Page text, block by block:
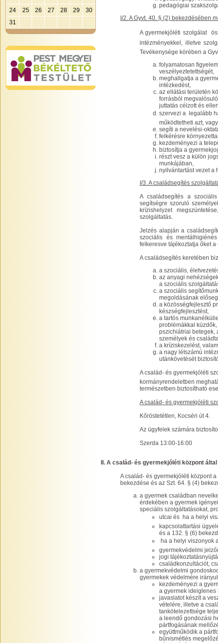
24
25 26 27 28 29
30
31
pedagógiai
I/2. A Gyvt. 40. § (2) bekezdésében
A gyermekjóléti szolgálat 
intézményekkel, illetve
Tevékenysége körében a
folyamatosan
veszélyeztetettségét,
meghallgatja a
intézkedést,
az ellátási területén
forrásból
juttatás célzott és
szervezi a  legalább
működtetheti azt,
segíti a nevelési-
felkérésre
kezdeményezi a
biztosítja a
részt vesz a külön
munkájában,
nyilvántartást vezet a
I/3. A családsegítés
A családsegítés a
segítségre szoruló
krízishelyzet
szolgáltatás.
Jelzés alapján a
szociális és
felkeresve tájékoztatja őket
A családsegítés keretében
a szociális,
az anyagi
a szociális
a szociális
megoldásának
a közösségfejlesztő
készségfejlesztést,
a tartós
problémákkal
pszichiátriai betegek,
személyek és
a kríziskezelést,
a nagy létszámú
utánkövetését
A család- és gyermekjóléti
kormányrendeletben
természetben biztosítható
A család- és gyermekjóléti
Kőröstetétlen, Kocséri út 4.
Az ügyfelek számára
Szerda 13:00-16:00
II. A család- és gyermekjóléti központ
A család- és gyermekjóléti központ
bekezdése és az Szt. 64. § (4)
a gyermek családban
érdekében a gyermek
speciális szolgáltatásokat,
utcai és  ha a helyi
kapcsolattartási
és a 132. § (6)
 ha a helyi
gyermekvédelmi
jogi
családkonzultációt,
a gyermekvédelmi
gyermekek védelmére
kezdeményezi a
a gyermek ideiglenes
javaslatot készít a
vételére, illetve a
tankötelezettsége
a leendő gondozási
pártfogásának
együttműködik a
bűnismétlés